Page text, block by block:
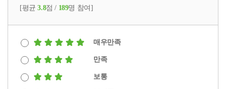
[평균3.8점 / 189명 참여]
매우만족
만족
보통